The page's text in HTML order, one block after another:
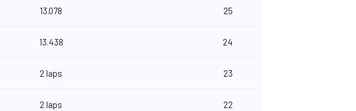
13.078 25
13.438 24
2 laps 23
2 laps 22